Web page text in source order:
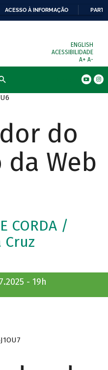
ACESSO À INFORMAÇÃO
ENGLISH
ACESSIBILIDADE
A+ A-
do
Web
CORDA /
Cruz
- 19h